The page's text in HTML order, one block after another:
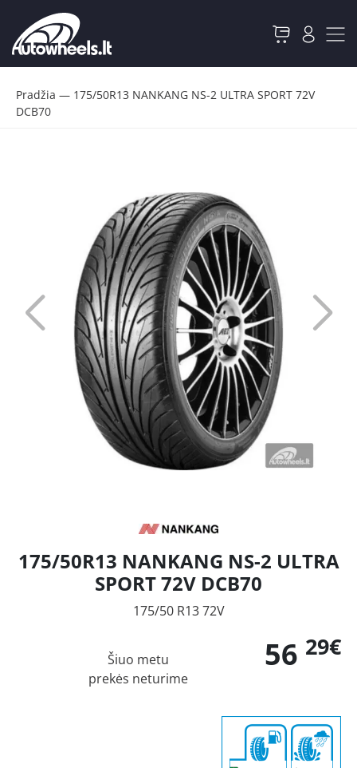
Pradžia — 175/50R13 NANKANG NS-2 ULTRA SPORT 72V
DCB70
175/50R13 NANKANG NS-2 ULTRA
SPORT 72V DCB70
175/50 R13 72V
56 29€
Šiuo metu
prekės neturime